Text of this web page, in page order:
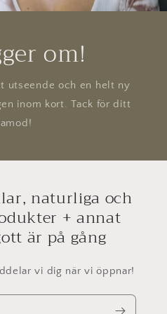
om!
utseende och en helt ny
inom kort. Tack för ditt
naturliga och
+ annat
är på gång
vi dig när vi öppnar!